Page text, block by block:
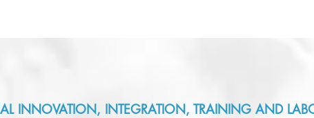
INNOVATION, INTEGRATION, TRAINING AND